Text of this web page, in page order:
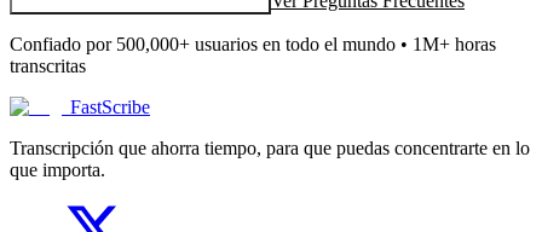
Confiado por 500,000+ usuarios en todo el mundo • 1M+ horas
transcritas
FastScribe
Transcripción que ahorra tiempo, para que puedas concentrarte en lo
que importa.